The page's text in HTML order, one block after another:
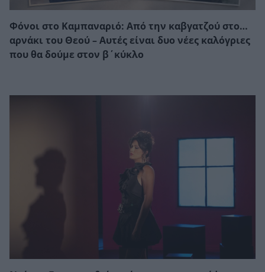
Φόνοι στο Καμπαναριό: Από την καβγατζού στο…
αρνάκι του Θεού – Αυτές είναι δυο νέες καλόγριες
που θα δούμε στον β΄κύκλο